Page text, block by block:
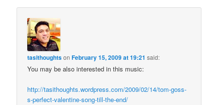
tasithoughtsonFebruary 15, 2009 at 19:21 said:
You may be also interested in this music:
http://tasithoughts.wordpress.com/2009/02/14/tom-goss-
s-perfect-valentine-song-till-the-end/